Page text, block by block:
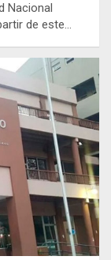
Nacional
de este…